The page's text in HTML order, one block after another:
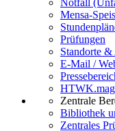
Notfall
Mensa-
Prüfungen
Standorte &
E-Mail /
Zentrale
Bibliothek
Zentrales